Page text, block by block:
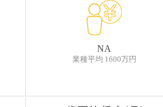
NA
業種平均 1600万円